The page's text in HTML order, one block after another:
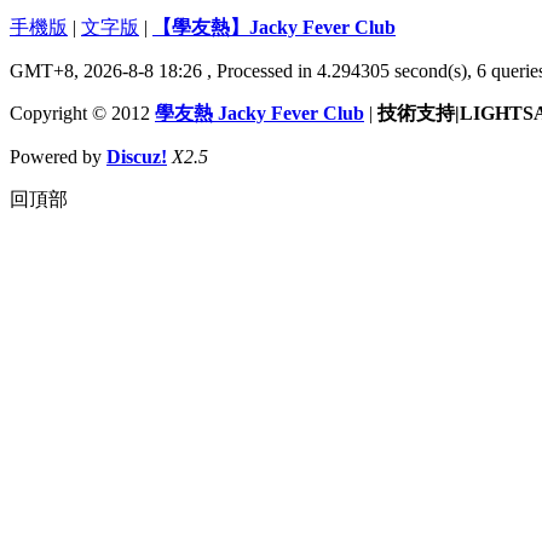
手機版 | 文字版 | 【學友熱】Jacky Fever Club
GMT+8, 2026-8-8 18:26 , Processed in 4.294305 second(s), 6
Copyright © 2012 學友熱 Jacky Fever Club | 技術支持
Powered by Discuz! X2.5
回頂部